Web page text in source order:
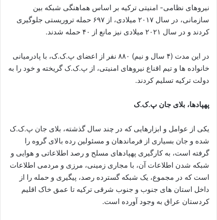
نیروهای نظامی- امنیتی ترکیه بر اساس هماهنگی شبکه بین
سازمانی، در سال ۲۰۱۷ میلادی، از ۶۹۷ حمله تروریستی جلوگیری
کردند و در سال ۲۰۲۱ میلادی نیز مانع از ۴۰ حمله شدند.
در این مدت (۴ سال و نیم) ۸۸۰ نفر از اعضای پ.ک.ک، با پادرمیانی
خانواده ها و تیم اقناع نیروهای امنیتی، از پ.ک.ک گریخته و خود را به
دولت ترکیه تسلیم کردند.
پهپادها، بلای جان پ.ک.ک
یکی از عوامل و ابزارهایی که در چند سال گذشته، بلای جان پ.ک.ک
شده و جان بسیاری از فرماندهان و مسئولین رده بالای گروه را
گرفته است، به کارگیری پهپادهای مسلح و رصد اطلاعاتی و هوایی و
شبکه شدن اطلاعات آن، با مجاری زمینی، مرزی و مردمی اطلاعات
است که در مجموع، یک شبکه گسترده رصد، پیگیری و حمله را از
داخل استان های جنوب و جنوب شرقی ترکیه تا عمق خاک اقلیم
کردستان عراق به وجود آورده است.